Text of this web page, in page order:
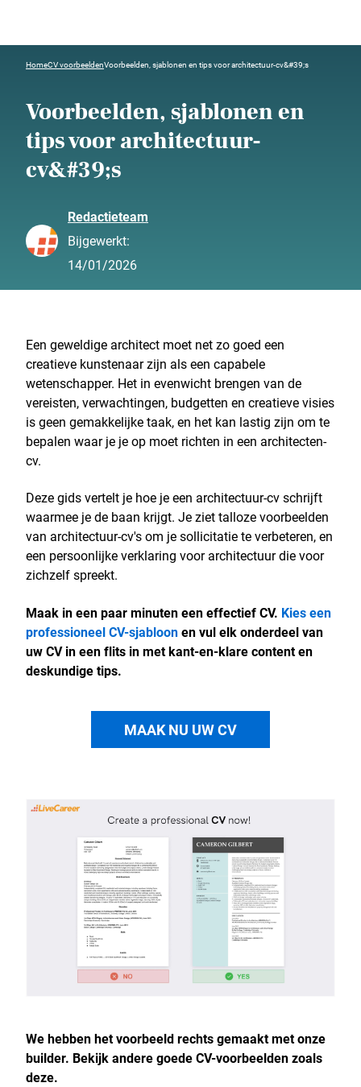
HomeCV voorbeeldenVoorbeelden, sjablonen en tips voor architectuur-cv&#39;s
Voorbeelden, sjablonen en
tips voor architectuur-
cv&#39;s
Redactieteam
Bijgewerkt:
14/01/2026
Een geweldige architect moet net zo goed een
creatieve kunstenaar zijn als een capabele
wetenschapper. Het in evenwicht brengen van de
vereisten, verwachtingen, budgetten en creatieve visies
is geen gemakkelijke taak, en het kan lastig zijn om te
bepalen waar je je op moet richten in een architecten-
cv.
Deze gids vertelt je hoe je een architectuur-cv schrijft
waarmee je de baan krijgt. Je ziet talloze voorbeelden
van architectuur-cv's om je sollicitatie te verbeteren, en
een persoonlijke verklaring voor architectuur die voor
zichzelf spreekt.
Maak in een paar minuten een effectief CV. Kies een
professioneel CV-sjabloonen vul elk onderdeel van
uw CV in een flits in met kant-en-klare content en
deskundige tips.
MAAK NU UW CV
We hebben het voorbeeld rechts gemaakt met onze
builder. Bekijk andere goede CV-voorbeelden zoals
deze.